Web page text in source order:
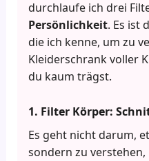
durchlaufe ich drei
Persönlichkeit. Es ist
die ich kenne, um zu
Kleiderschrank voller
du kaum trägst.
1. Filter Körper:
Es geht nicht darum,
sondern zu